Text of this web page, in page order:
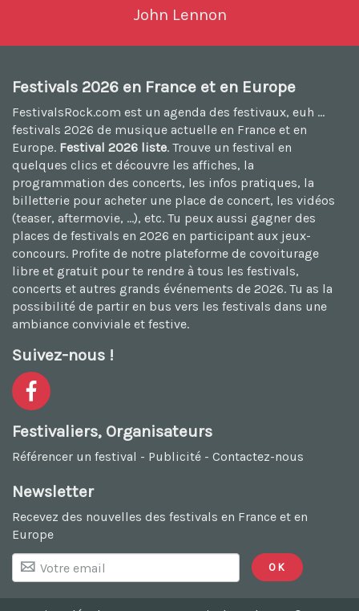
John Lennon
Festivals 2026 en France et en Europe
FestivalsRock.com est un agenda des festivaux, euh ...
festivals 2026 de musique actuelle en France et en
Europe. Festival 2026 liste. Trouve un festival en
quelques clics et découvre les affiches, la
programmation des concerts, les infos pratiques, la
billetterie pour acheter une place de concert, les vidéos
(teaser, aftermovie, ...), etc. Tu peux aussi gagner des
places de festivals en 2026 en participant aux jeux-
concours. Profite de notre plateforme de covoiturage
libre et gratuit pour te rendre à tous les festivals,
concerts et autres grands événements de 2026. Tu as la
possibilité de partir en bus vers les festivals dans une
ambiance conviviale et festive.
Suivez-nous !
Festivaliers, Organisateurs
Référencer un festival - Publicité - Contactez-nous
Newsletter
Recevez des nouvelles des festivals en France et en
Europe